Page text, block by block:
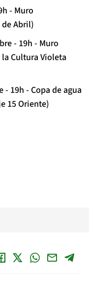
- Muro
Abril)
- 19h - Muro
Cultura Violeta
- 19h - Copa de agua
15 Oriente)